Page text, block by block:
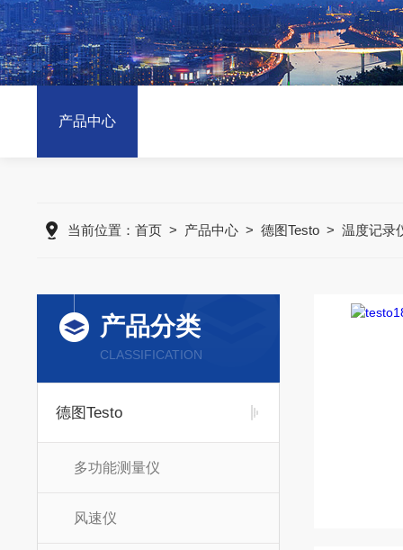
产品中心
当前位置： 首页> 产品中心> 德图Testo> 温度记录
产品分类
CLASSIFICATION
德图Testo
多功能测量仪
风速仪